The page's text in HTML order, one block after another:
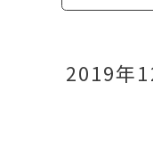
2019年